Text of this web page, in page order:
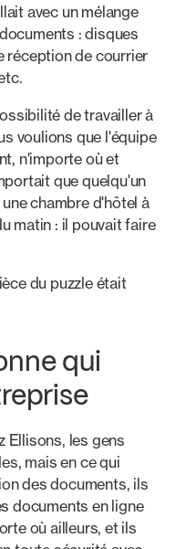
avec un mélange
: disques
réception de courrier
de travailler à
voulions que l'équipe
n'importe où et
que quelqu'un
chambre d'hôtel à
matin : il pouvait faire
du puzzle était
qui
Ellisons, les gens
mais en ce qui
des documents, ils
documents en ligne
où ailleurs, et ils